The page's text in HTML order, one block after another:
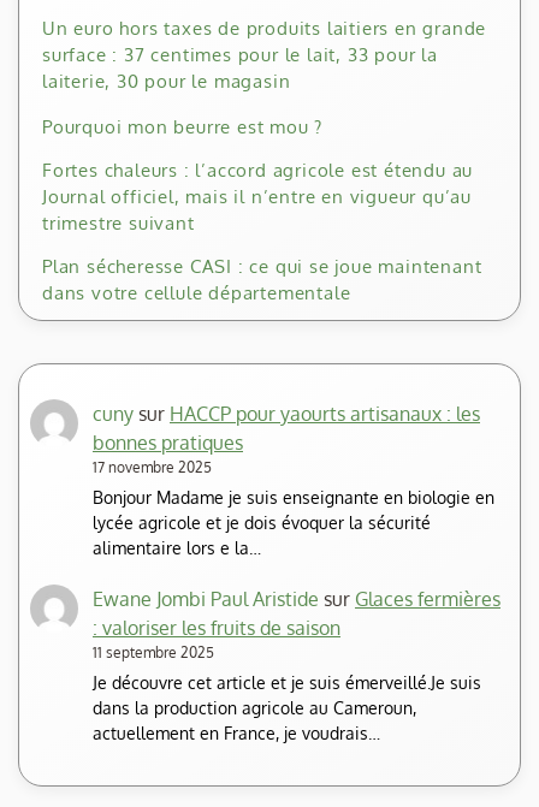
Un euro hors taxes de produits laitiers en grande
surface : 37 centimes pour le lait, 33 pour la
laiterie, 30 pour le magasin
Pourquoi mon beurre est mou ?
Fortes chaleurs : l’accord agricole est étendu au
Journal officiel, mais il n’entre en vigueur qu’au
trimestre suivant
Plan sécheresse CASI : ce qui se joue maintenant
dans votre cellule départementale
cuny sur HACCP pour yaourts artisanaux : les
bonnes pratiques
17 novembre 2025
Bonjour Madame je suis enseignante en biologie en
lycée agricole et je dois évoquer la sécurité
alimentaire lors e la…
Ewane Jombi Paul Aristide sur Glaces fermières
: valoriser les fruits de saison
11 septembre 2025
Je découvre cet article et je suis émerveillé.Je suis
dans la production agricole au Cameroun,
actuellement en France, je voudrais…